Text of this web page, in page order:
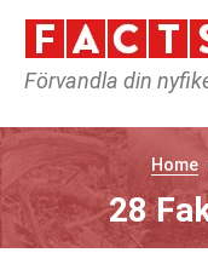
Förvandla din
Home
28